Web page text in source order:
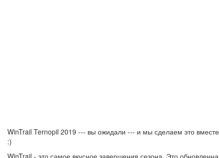
WinTrail Ternopil 2019 --- вы ожидали --- и мы сделаем это вместе
:)
WinTrail - это самое вкусное завершения сезона. Это